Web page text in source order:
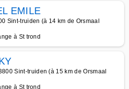
EMILE
Sint-truiden (à 14 km de Orsmaal
à St trond
Sint-truiden (à 15 km de Orsmaal
à St trond